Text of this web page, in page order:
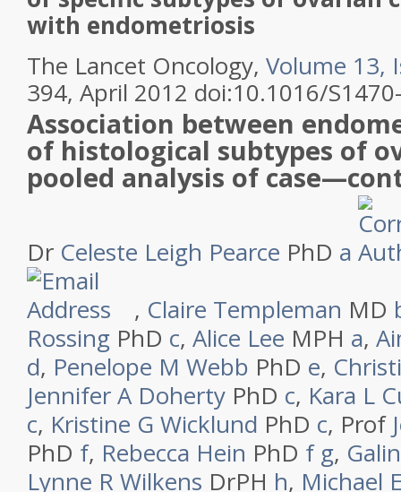
with endometriosis
The Lancet Oncology, Volume 13,
394, April 2012 doi:10.1016/
Association between
of histological subtypes of
pooled analysis of
Dr Celeste Leigh Pearce PhD a
, Claire Templeman MD
Rossing PhD c, Alice Lee MPH a,
d, Penelope M Webb PhD e,
Jennifer A Doherty PhD c, Kara L
c, Kristine G Wicklund PhD c, Prof
PhD f, Rebecca Hein PhD f g,
Lynne R Wilkens DrPH h, Michael